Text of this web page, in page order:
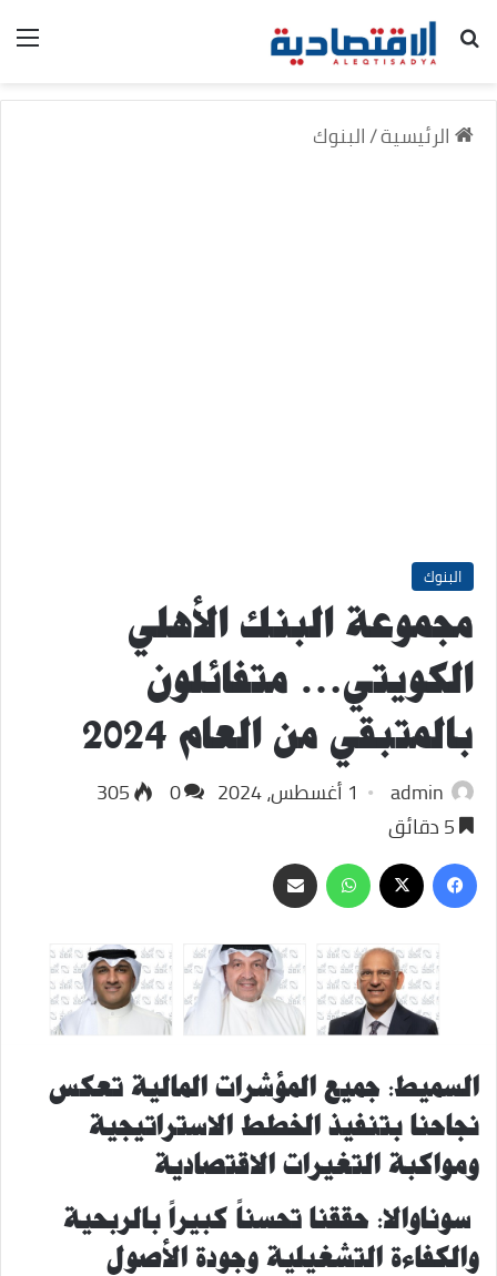
بحث عن
الرئيسية/البنوك
البنوك
مجموعة البنك الأهلي
الكويتي… متفائلون
بالمتبقي من العام 2024
admin 1 أغسطس، 2024 0
305
فيسبوك
‫X واتسابمشاركة
عبر
السميط: جميع المؤشرات المالية تعكس
نجاحنا بتنفيذ الخطط الاستراتيجية
ومواكبة التغيرات الاقتصادية
سوناوالا: حققنا تحسناً كبيراً بالربحية
والكفاءة التشغيلية وجودة الأصول